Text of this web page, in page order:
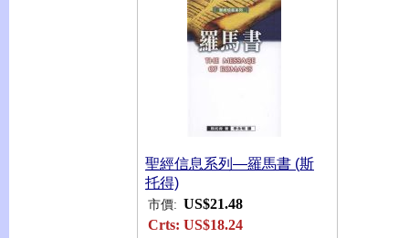
聖經信息系列—羅馬書 (斯
托得)
市價: US$21.48
Crts: US$18.24